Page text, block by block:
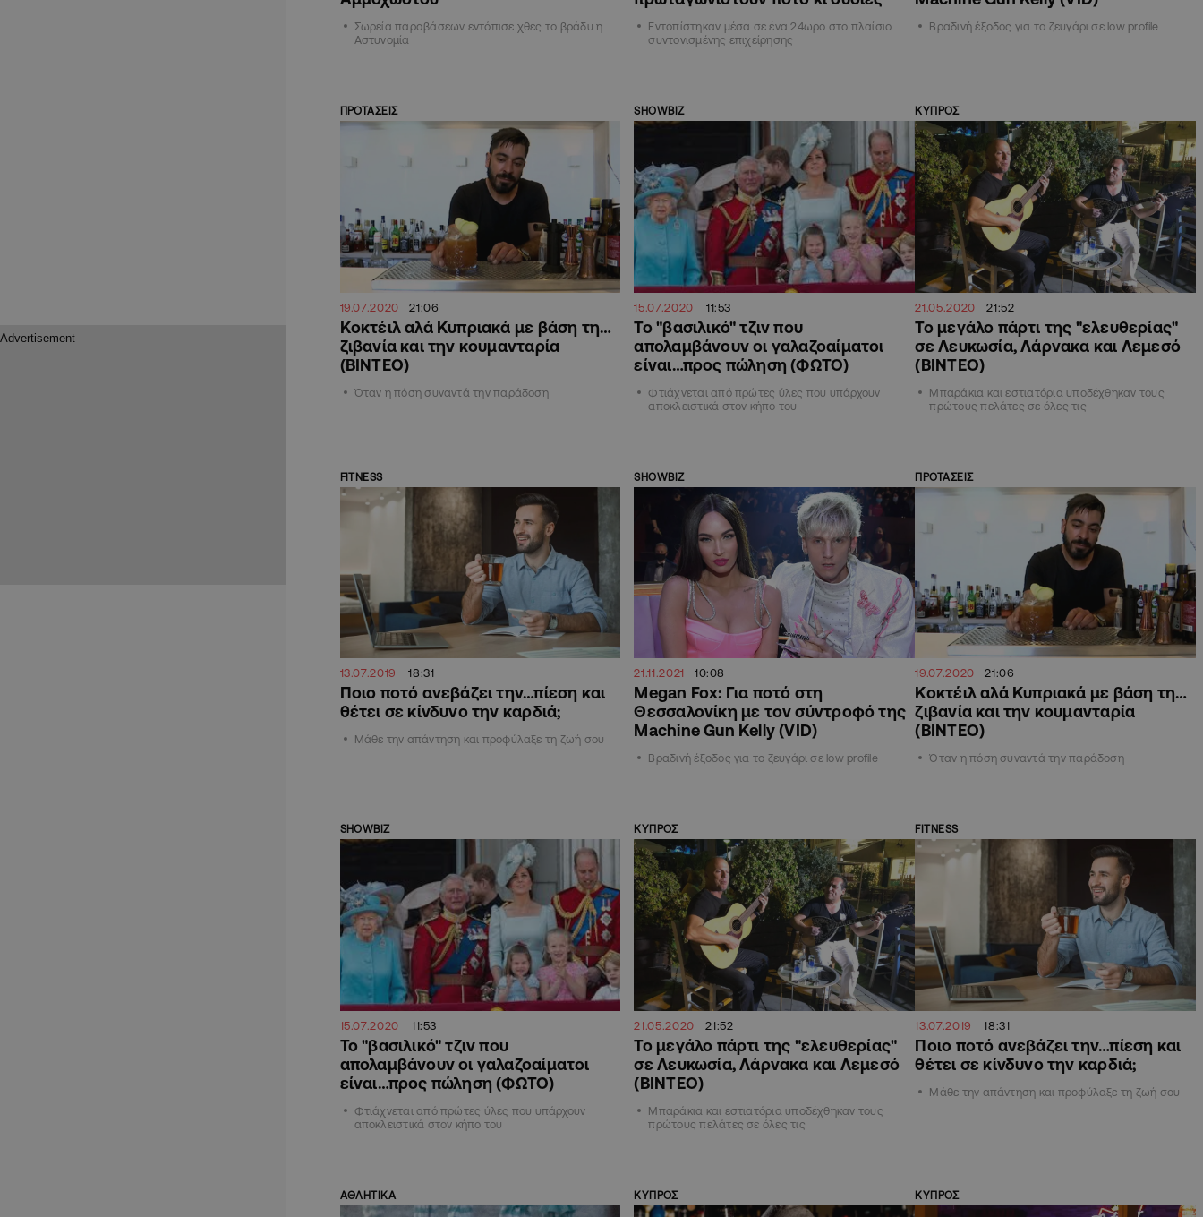
Σωρεία παραβάσεων εντόπισε χθες το βράδυ η
Αστυνομία
Εντοπίστηκαν μέσα σε ένα 24ωρο στο πλαίσιο
συντονισμένης επιχείρησης
Βραδινή έξοδος για το ζευγάρι σε low profile
ΠΡΟΤΑΣΕΙΣ
19.07.2020 21:06
Κοκτέιλ αλά Κυπριακά με βάση τη…
ζιβανία και την κουμανταρία
(ΒΙΝΤΕΟ)
Όταν η πόση συναντά την παράδοση
SHOWBIZ
15.07.2020 11:53
To "βασιλικό" τζιν που
απολαμβάνουν οι γαλαζοαίματοι
είναι…προς πώληση (ΦΩΤΟ)
Φτιάχνεται από πρώτες ύλες που υπάρχουν
αποκλειστικά στον κήπο του
ΚΥΠΡΟΣ
21.05.2020 21:52
Το μεγάλο πάρτι της "ελευθερίας"
σε Λευκωσία, Λάρνακα και Λεμεσό
(ΒΙΝΤΕΟ)
Μπαράκια και εστιατόρια υποδέχθηκαν τους
πρώτους πελάτες σε όλες τις
FITNESS
13.07.2019 18:31
Ποιο ποτό ανεβάζει την…πίεση και
θέτει σε κίνδυνο την καρδιά;
Μάθε την απάντηση και προφύλαξε τη ζωή σου
SHOWBIZ
21.11.2021 10:08
Megan Fox: Για ποτό στη
Θεσσαλονίκη με τον σύντροφό της
Machine Gun Kelly (VID)
Βραδινή έξοδος για το ζευγάρι σε low profile
ΠΡΟΤΑΣΕΙΣ
19.07.2020 21:06
Κοκτέιλ αλά Κυπριακά με βάση τη…
ζιβανία και την κουμανταρία
(ΒΙΝΤΕΟ)
Όταν η πόση συναντά την παράδοση
SHOWBIZ
15.07.2020 11:53
To "βασιλικό" τζιν που
απολαμβάνουν οι γαλαζοαίματοι
είναι…προς πώληση (ΦΩΤΟ)
Φτιάχνεται από πρώτες ύλες που υπάρχουν
αποκλειστικά στον κήπο του
ΚΥΠΡΟΣ
21.05.2020 21:52
Το μεγάλο πάρτι της "ελευθερίας"
σε Λευκωσία, Λάρνακα και Λεμεσό
(ΒΙΝΤΕΟ)
Μπαράκια και εστιατόρια υποδέχθηκαν τους
πρώτους πελάτες σε όλες τις
FITNESS
13.07.2019 18:31
Ποιο ποτό ανεβάζει την…πίεση και
θέτει σε κίνδυνο την καρδιά;
Μάθε την απάντηση και προφύλαξε τη ζωή σου
ΑΘΛΗΤΙΚΑ ΚΥΠΡΟΣ ΚΥΠΡΟΣ